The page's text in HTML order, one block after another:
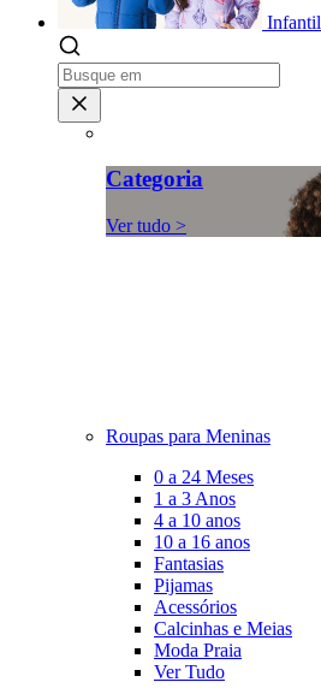
Infantil
Categoria
Ver tudo >
Roupas para Meninas
0 a 24 Meses
1 a 3 Anos
4 a 10 anos
10 a 16 anos
Fantasias
Pijamas
Acessórios
Calcinhas e Meias
Moda Praia
Ver Tudo